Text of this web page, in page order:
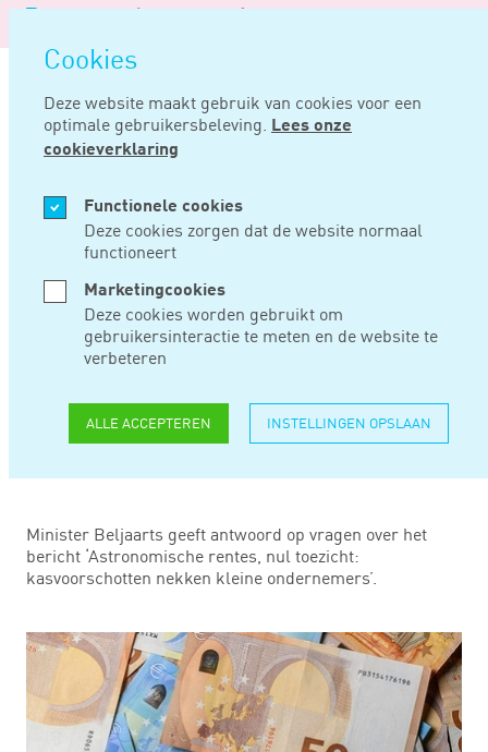
overslaan
Cookies
Deze website maakt gebruik van cookies voor een
optimale gebruikersbeleving. Lees onze
cookieverklaring
Functionele cookies
Deze cookies zorgen dat de website normaal
functioneert
Marketingcookies
Deze cookies worden gebruikt om
gebruikersinteractie te meten en de website te
verbeteren
ALLE ACCEPTEREN INSTELLINGEN OPSLAAN
Logo
Noord
Negentig
Home Nieuws
SEP 26, 2024
EZ WERKT AAN
VERBETERING
VOOR
ONDERNEMERS
Minister Beljaarts geeft antwoord op vragen over het
bericht ‘Astronomische rentes, nul toezicht:
kasvoorschotten nekken kleine ondernemers’.